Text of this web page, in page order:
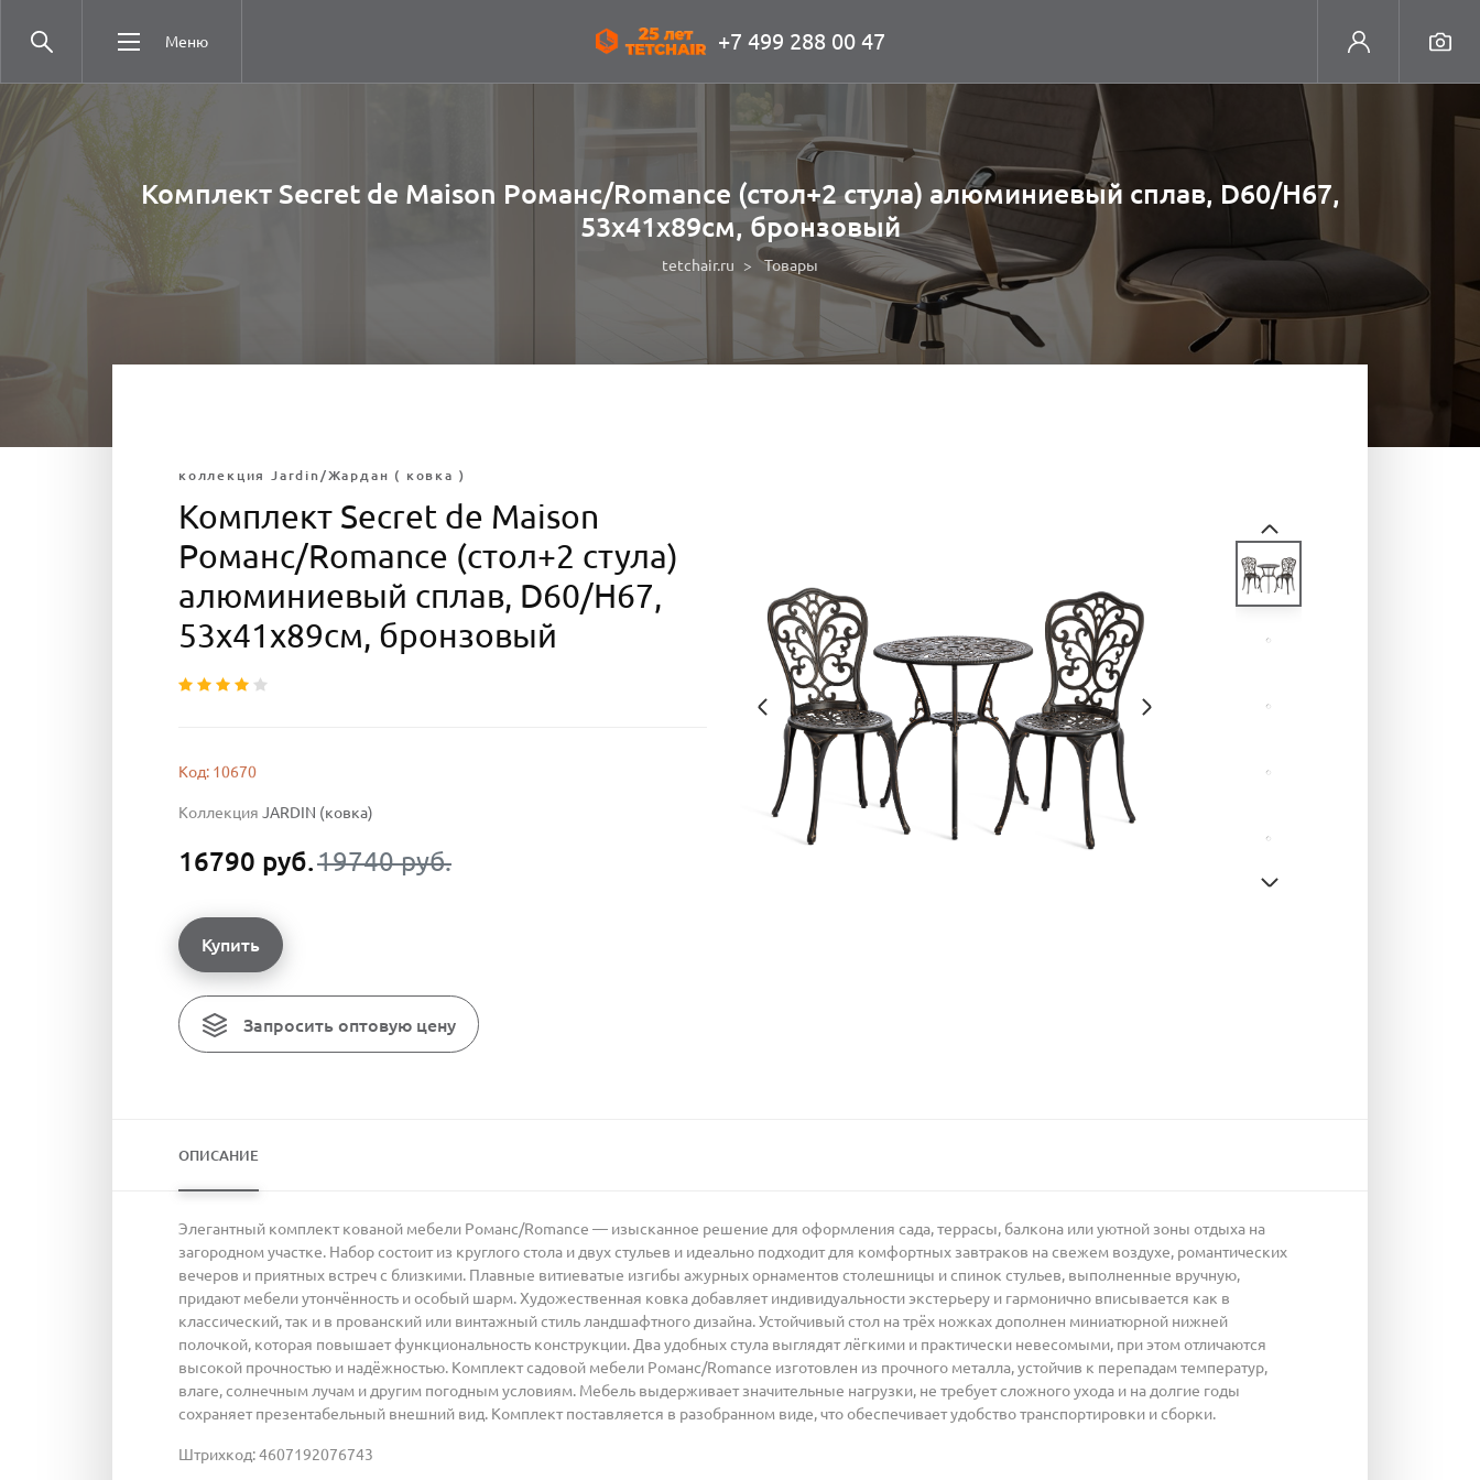
Меню +7 499 288 00 47
Комплект Secret de Maison Романс/Romance (стол+2 стула) алюминиевый сплав, D60/H67,
53х41х89см, бронзовый
tetchair.ru Товары
коллекция Jardin/Жардан ( ковка )
Комплект Secret de Maison
Романс/Romance (стол+2 стула)
алюминиевый сплав, D60/H67,
53х41х89см, бронзовый
Код: 10670
Коллекция JARDIN (ковка)
16790 руб.19740 руб.
Купить
Запросить оптовую цену
ОПИСАНИЕ
Элегантный комплект кованой мебели Романс/Romance — изысканное решение для оформления сада, террасы, балкона или уютной зоны отдыха на
загородном участке. Набор состоит из круглого стола и двух стульев и идеально подходит для комфортных завтраков на свежем воздухе, романтических
вечеров и приятных встреч с близкими. Плавные витиеватые изгибы ажурных орнаментов столешницы и спинок стульев, выполненные вручную,
придают мебели утончённость и особый шарм. Художественная ковка добавляет индивидуальности экстерьеру и гармонично вписывается как в
классический, так и в прованский или винтажный стиль ландшафтного дизайна. Устойчивый стол на трёх ножках дополнен миниатюрной нижней
полочкой, которая повышает функциональность конструкции. Два удобных стула выглядят лёгкими и практически невесомыми, при этом отличаются
высокой прочностью и надёжностью. Комплект садовой мебели Романс/Romance изготовлен из прочного металла, устойчив к перепадам температур,
влаге, солнечным лучам и другим погодным условиям. Мебель выдерживает значительные нагрузки, не требует сложного ухода и на долгие годы
сохраняет презентабельный внешний вид. Комплект поставляется в разобранном виде, что обеспечивает удобство транспортировки и сборки.
Штрихкод: 4607192076743